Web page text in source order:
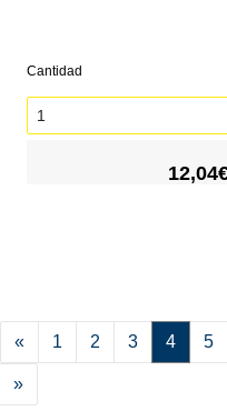
Cantidad
« 1 2 3 4 5
»